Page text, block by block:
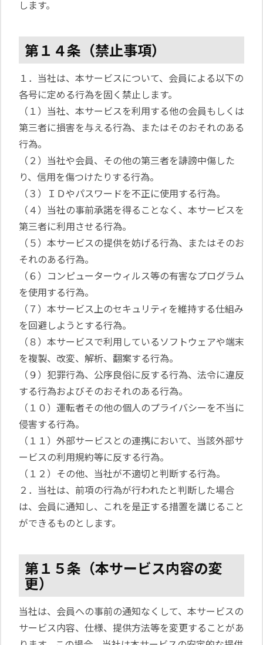
します。
第１４条（禁止事項）
１．当社は、本サービスについて、会員による以下の
各号に定める行為を固く禁止します。
（１）当社、本サービスを利用する他の会員もしくは
第三者に損害を与える行為、またはそのおそれのある
行為。
（２）当社や会員、その他の第三者を誹謗中傷した
り、信用を傷つけたりする行為。
（３）ＩＤやパスワードを不正に使用する行為。
（４）当社の事前承諾を得ることなく、本サービスを
第三者に利用させる行為。
（５）本サービスの提供を妨げる行為、またはそのお
それのある行為。
（６）コンピューターウィルス等の有害なプログラム
を使用する行為。
（７）本サービス上のセキュリティを維持する仕組み
を回避しようとする行為。
（８）本サービスで利用しているソフトウェアや端末
を複製、改変、解析、翻案する行為。
（９）犯罪行為、公序良俗に反する行為、法令に違反
する行為およびそのおそれのある行為。
（１０）運転者その他の個人のプライバシーを不当に
侵害する行為。
（１１）外部サービスとの連携において、当該外部サ
ービスの利用規約等に反する行為。
（１２）その他、当社が不適切と判断する行為。
２．当社は、前項の行為が行われたと判断した場合
は、会員に通知し、これを是正する措置を講じること
ができるものとします。
第１５条（本サービス内容の変
更）
当社は、会員への事前の通知なくして、本サービスの
サービス内容、仕様、提供方法等を変更することがあ